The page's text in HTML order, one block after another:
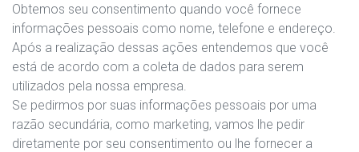
Obtemos seu consentimento quando você fornece
informações pessoais como nome, telefone e endereço.
Após a realização dessas ações entendemos que você
está de acordo com a coleta de dados para serem
utilizados pela nossa empresa.
Se pedirmos por suas informações pessoais por uma
razão secundária, como marketing, vamos lhe pedir
diretamente por seu consentimento ou lhe fornecer a